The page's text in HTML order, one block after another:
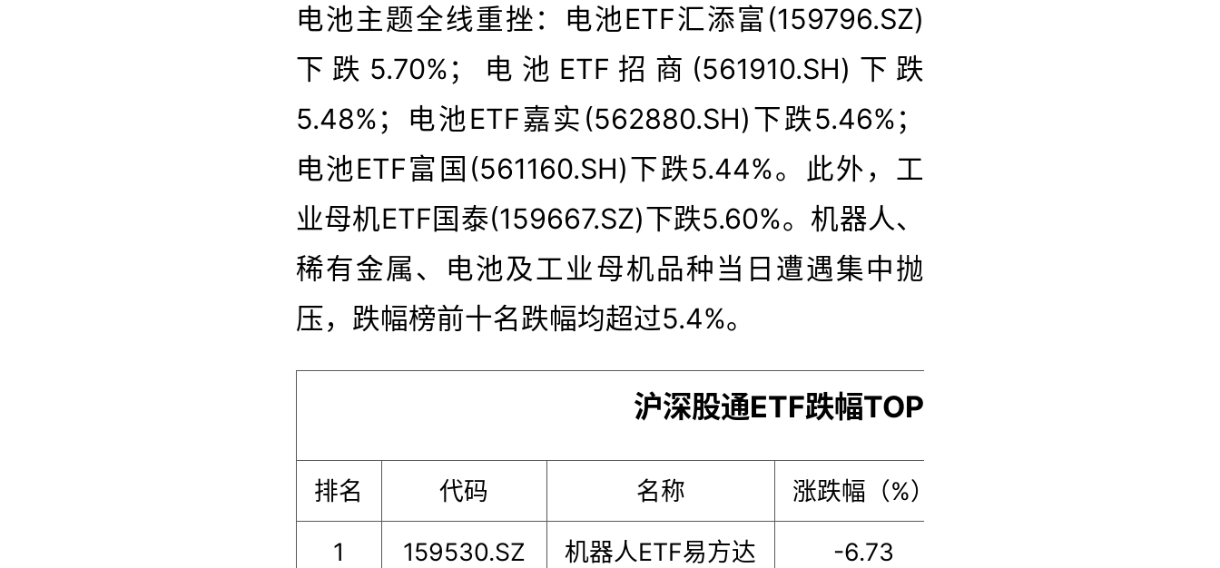
电池主题全线重挫：电池ETF汇添富(159796.SZ)
下跌5.70%；电池ETF招商(561910.SH)下跌
5.48%；电池ETF嘉实(562880.SH)下跌5.46%；
电池ETF富国(561160.SH)下跌5.44%。此外，工
业母机ETF国泰(159667.SZ)下跌5.60%。机器人、
稀有金属、电池及工业母机品种当日遭遇集中抛
压，跌幅榜前十名跌幅均超过5.4%。
沪深股通ETF跌幅TOP10
排名 代码 名称 涨跌幅（%）
1 159530.SZ 机器人ETF易方达 -6.73